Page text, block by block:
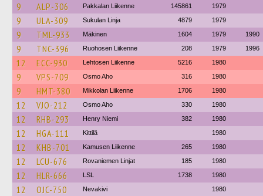
9 ALP-306 Pakkalan Liikenne 145861 1979
9 ULA-309 Sukulan Linja 4879 1979
9 TML-933 Mäkinen 1604 1979 1990
9 TNC-396 Ruohosen Liikenne 208 1979 1996
12 ECC-930 Lehtosen Liikenne 5216 1980
9 VPS-709 Osmo Aho 316 1980
9 HMT-380 Mikkolan Liikenne 1706 1980
12 VJO-212 Osmo Aho 330 1980
12 RHB-293 Henry Niemi 382 1980
12 HGA-111 Kittilä 1980
12 KHB-701 Kamusen Liikenne 265 1980
12 LCU-676 Rovaniemen Linjat 185 1980
12 HLR-666 LSL 1738 1980
12 OJC-750 Nevakivi 1980